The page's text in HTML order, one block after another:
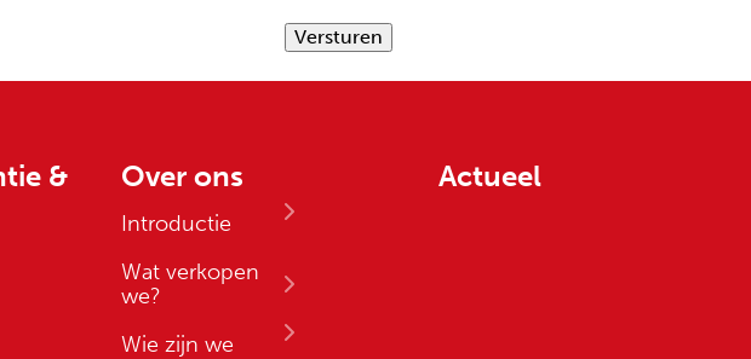
Versturen
&
Over ons
Introductie
Wat verkopen
we?
Wie zijn we
Actueel